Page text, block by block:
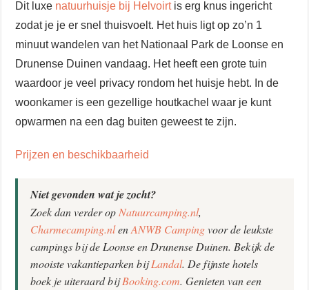
Dit luxe natuurhuisje bij Helvoirtis erg knus ingericht
zodat je je er snel thuisvoelt. Het huis ligt op zo’n 1
minuut wandelen van het Nationaal Park de Loonse en
Drunense Duinen vandaag. Het heeft een grote tuin
waardoor je veel privacy rondom het huisje hebt. In de
woonkamer is een gezellige houtkachel waar je kunt
opwarmen na een dag buiten geweest te zijn.
Prijzen en beschikbaarheid
Niet gevonden wat je zocht?
Zoek dan verder opNatuurcamping.nl,
Charmecamping.nlenANWB Campingvoor de leukste
campings bij de Loonse en Drunense Duinen. Bekijk de
mooiste vakantieparken bijLandal. De fijnste hotels
boek je uiteraard bijBooking.com. Genieten van een